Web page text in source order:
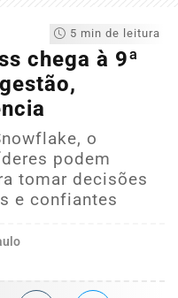
5 min de leitura
chega à 9ª
o
podem
tomar decisões
e confiantes